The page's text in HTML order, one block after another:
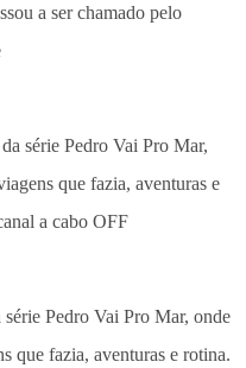
a ser chamado pelo
Pedro Vai Pro Mar, onde
que fazia, aventuras e rotina.